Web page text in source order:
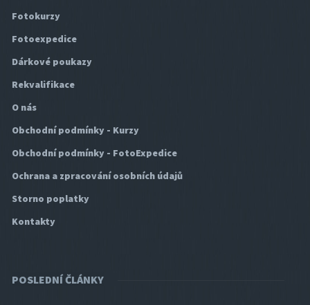
Fotokurzy
Fotoexpedice
Dárkové poukazy
Rekvalifikace
O nás
Obchodní podmínky - Kurzy
Obchodní podmínky - FotoExpedice
Ochrana a zpracování osobních údajů
Storno poplatky
Kontakty
POSLEDNÍ ČLÁNKY